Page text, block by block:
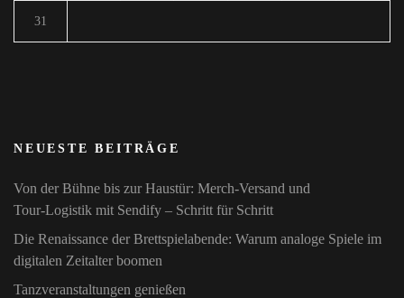
31
NEUESTE BEITRÄGE
Von der Bühne bis zur Haustür: Merch‑Versand und
Tour‑Logistik mit Sendify – Schritt für Schritt
Die Renaissance der Brettspielabende: Warum analoge Spiele im
digitalen Zeitalter boomen
Tanzveranstaltungen genießen